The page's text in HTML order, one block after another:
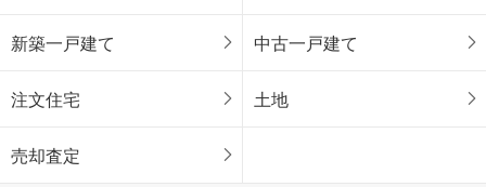
新築一戸建て 中古一戸建て
注文住宅 土地
売却査定